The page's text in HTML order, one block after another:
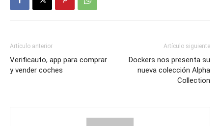
Artículo anterior
Verificauto, app para comprar
y vender coches
Artículo siguiente
Dockers nos presenta su
nueva colección Alpha
Collection